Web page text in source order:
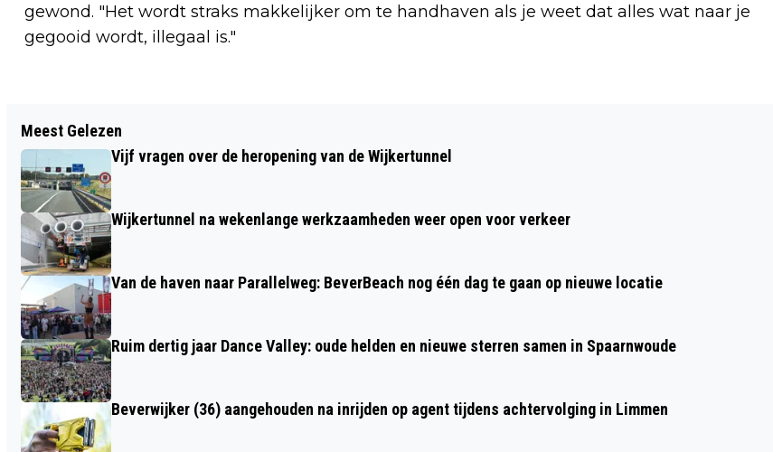
gewond. "Het wordt straks makkelijker om te handhaven als je weet dat alles wat naar je
gegooid wordt, illegaal is."
DENK NA VÓÓRDAT JE EEN MARATHON
LOOPT, WANT TIJDENS DE MARATHON
KUNNEN HERSENEN ZICHZELF ‘OPETEN’
BOSHUTTENDAGEN IN DE MEIVAKANTIE
Meest Gelezen
Vijf vragen over de heropening van de Wijkertunnel
Wijkertunnel na wekenlange werkzaamheden weer open voor verkeer
Van de haven naar Parallelweg: BeverBeach nog één dag te gaan op nieuwe locatie
Ruim dertig jaar Dance Valley: oude helden en nieuwe sterren samen in Spaarnwoude
Beverwijker (36) aangehouden na inrijden op agent tijdens achtervolging in Limmen